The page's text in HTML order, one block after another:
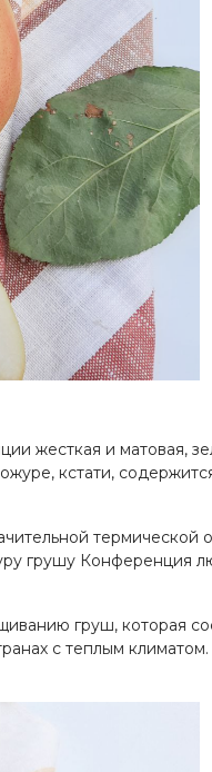
жесткая и матовая,
кстати,
термической
грушу Конференция
груш, которая
с теплым